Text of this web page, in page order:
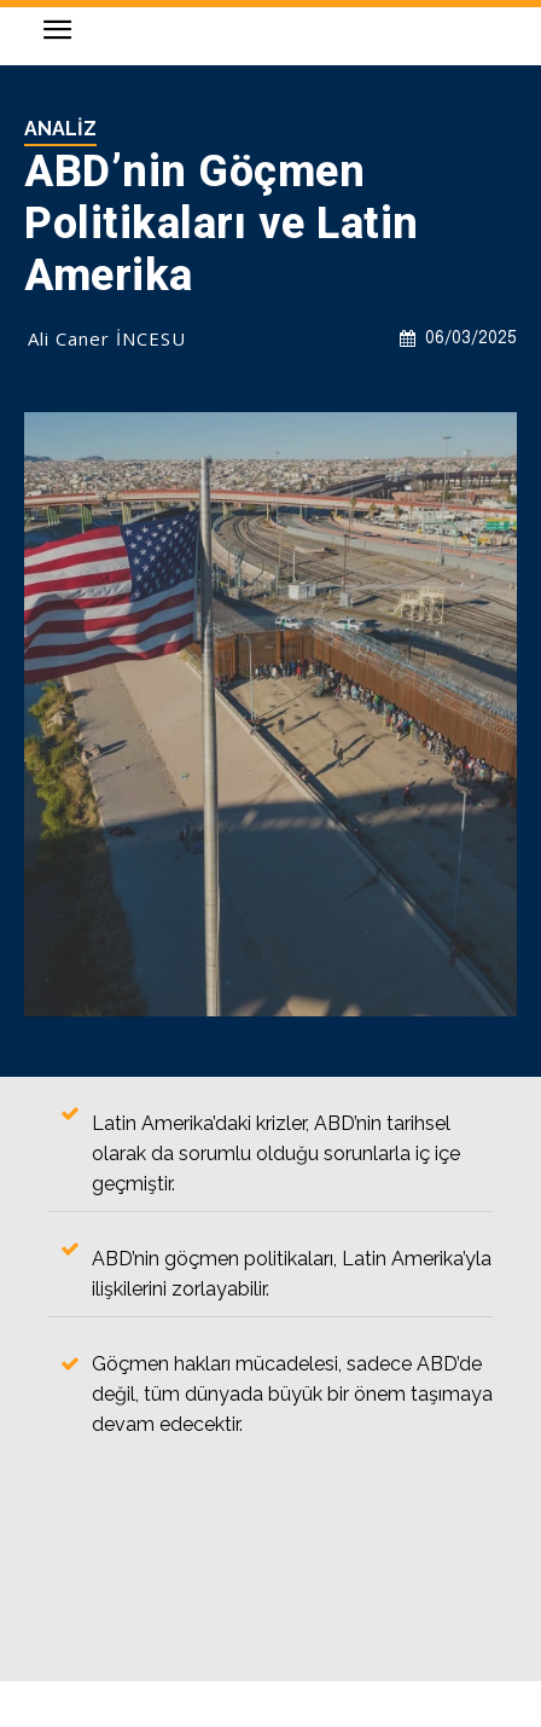
ANALIZ
ABD’nin Göçmen
Politikaları ve Latin
Amerika
06/03/2025
Ali Caner İNCESU
Latin Amerika’daki krizler, ABD’nin tarihsel
olarak da sorumlu olduğu sorunlarla iç içe
geçmiştir.
ABD’nin göçmen politikaları, Latin Amerika’yla
ilişkilerini zorlayabilir.
Göçmen hakları mücadelesi, sadece ABD’de
değil, tüm dünyada büyük bir önem taşımaya
devam edecektir.